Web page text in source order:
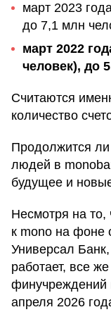
март 2023
до 7,1 млн
март 2022
человек), до
Считаются
количество
Продолжится
людей в
будущее и
Несмотря на то,
к mono на фоне
Универсал
работает, все
финучреждений
апреля 2026